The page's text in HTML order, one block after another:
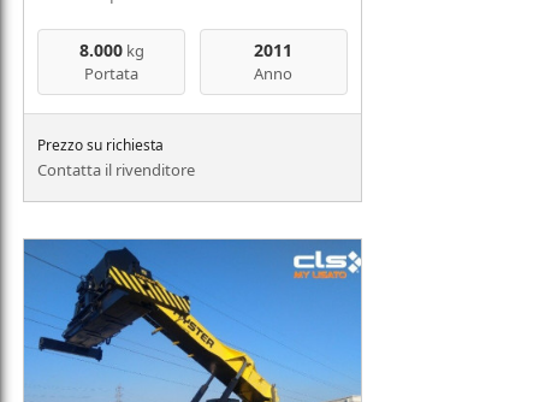
8.000kg
Portata
2011
Anno
Prezzo su richiesta
Contatta il rivenditore